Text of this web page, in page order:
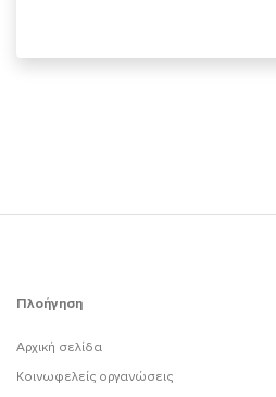
Πλοήγηση
Αρχική σελίδα
Κοινωφελείς οργανώσεις